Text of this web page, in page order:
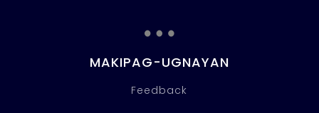
…
MAKIPAG-UGNAYAN
Feedback